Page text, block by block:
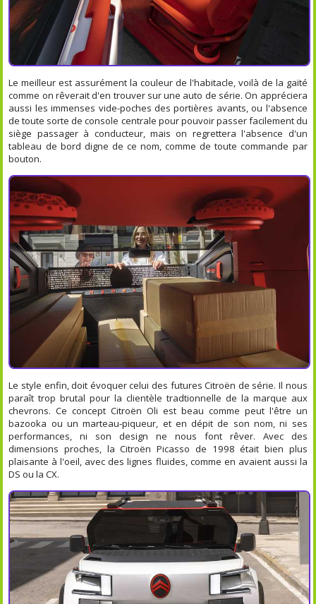
Le meilleur est assurément la couleur de l'habitacle, voilà de la gaïté
comme on rêverait d'en trouver sur une auto de série. On appréciera
aussi les immenses vide-poches des portières avants, ou l'absence
de toute sorte de console centrale pour pouvoir passer facilement du
siège passager à conducteur, mais on regrettera l'absence d'un
tableau de bord digne de ce nom, comme de toute commande par
bouton.
Le style enfin, doit évoquer celui des futures Citroën de série. Il nous
paraît trop brutal pour la clientèle tradtionnelle de la marque aux
chevrons. Ce concept Citroën Oli est beau comme peut l'être un
bazooka ou un marteau-piqueur, et en dépit de son nom, ni ses
performances, ni son design ne nous font rêver. Avec des
dimensions proches, la Citroën Picasso de 1998 était bien plus
plaisante à l'oeil, avec des lignes fluides, comme en avaient aussi la
DS ou la CX.